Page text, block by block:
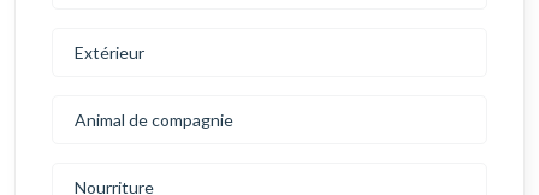
Extérieur
Animal de compagnie
Nourriture